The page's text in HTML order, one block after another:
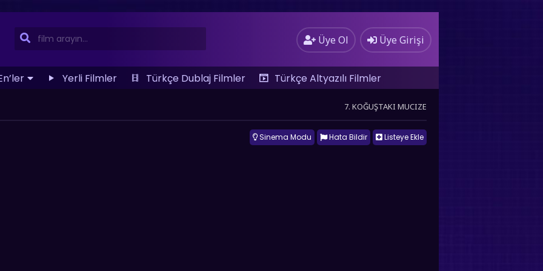
Üye Ol Üye Girişi
Yerli Filmler Türkçe Dublaj Filmler
Türkçe Altyazılı Filmler
7. KOĞUŞTAKI MUCIZE
Listeye Ekle
Hata Bildir
Sinema Modu